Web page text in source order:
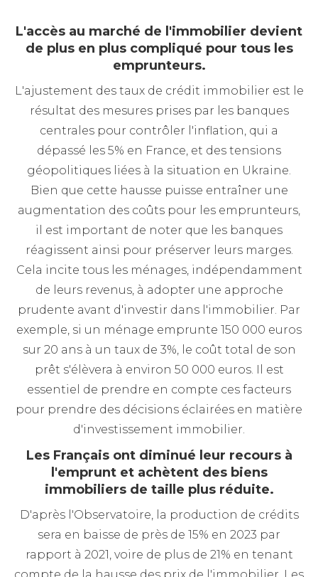
L'accès au marché de l'immobilier devient
de plus en plus compliqué pour tous les
emprunteurs.
L'ajustement des taux de crédit immobilier est le
résultat des mesures prises par les banques
centrales pour contrôler l'inflation, qui a
dépassé les 5% en France, et des tensions
géopolitiques liées à la situation en Ukraine.
Bien que cette hausse puisse entraîner une
augmentation des coûts pour les emprunteurs,
il est important de noter que les banques
réagissent ainsi pour préserver leurs marges.
Cela incite tous les ménages, indépendamment
de leurs revenus, à adopter une approche
prudente avant d'investir dans l'immobilier. Par
exemple, si un ménage emprunte 150 000 euros
sur 20 ans à un taux de 3%, le coût total de son
prêt s'élèvera à environ 50 000 euros. Il est
essentiel de prendre en compte ces facteurs
pour prendre des décisions éclairées en matière
d'investissement immobilier.
Les Français ont diminué leur recours à
l'emprunt et achètent des biens
immobiliers de taille plus réduite.
D'après l'Observatoire, la production de crédits
sera en baisse de près de 15% en 2023 par
rapport à 2021, voire de plus de 21% en tenant